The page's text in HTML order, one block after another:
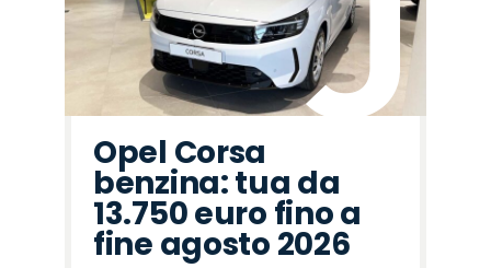
Opel Corsa
benzina: tua da
13.750 euro fino a
fine agosto 2026